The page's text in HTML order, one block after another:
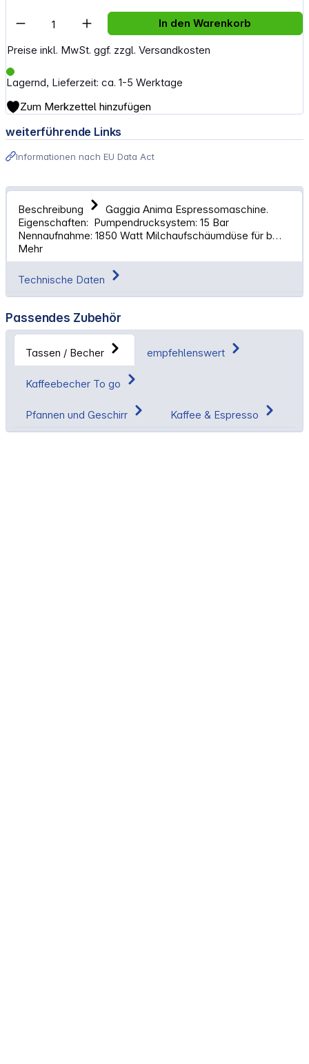
Preise inkl. MwSt. ggf. zzgl. Versandkosten
Lagernd, Lieferzeit: ca. 1-5 Werktage
Artikel Anzahl: Gib den gewünschten
In den Warenkorb
Zum Merkzettel hinzufügen
weiterführende Links
Informationen nach EU Data Act
Beschreibung
Gaggia Anima Espressomaschine.
Eigenschaften: Pumpendrucksystem: 15 Bar
Nennaufnahme: 1850 Watt Milchaufschäumdüse für b…
Mehr
Technische Daten
Passendes Zubehör
Tassen / Becher empfehlenswert
Kaffeebecher To go
Pfannen und Geschirr Kaffee & Espresso